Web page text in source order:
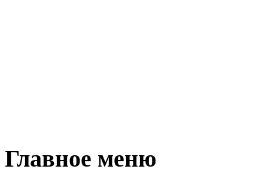
Главное меню